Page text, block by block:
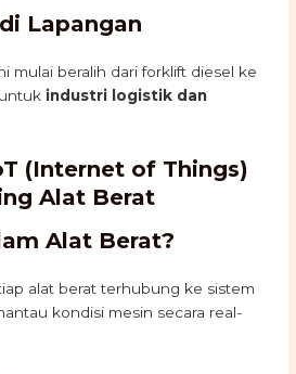
Lapangan
mulai beralih dari forklift diesel ke
industri logistik dan
(Internet of Things)
Alat Berat
Alat Berat?
alat berat terhubung ke sistem
kondisi mesin secara real-